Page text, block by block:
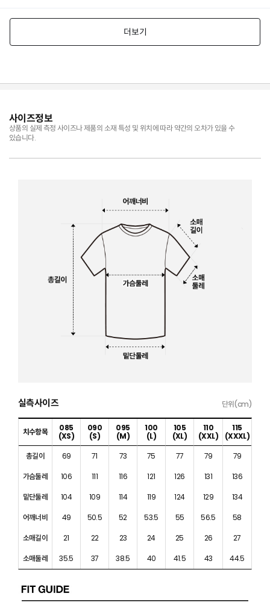
사이즈정보
상품의 실제 측정 사이즈나 제품의 소재 특성 및 위치에 따라 약간의 오차가 있을 수
있습니다.
실측사이즈 단위(cm)
치수항목
085
(XS)
090
(S)
095
(M)
100
(L)
105
(XL)
110
(XXL)
115
(XXXL)
총길이
69 71 73 75 77 79
79
가슴둘레
106 111 116 121 126 131
136
밑단둘레
104 109 114 119 124 129
134
어깨너비
49 50.5 52 53.5 55 56.5
58
소매길이
21 22 23 24 25 26
27
소매둘레
35.5 37 38.5 40 41.5 43 44.5